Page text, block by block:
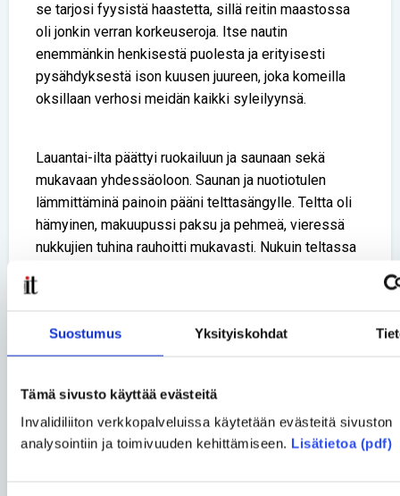
Suostumus Yksityiskohdat
Tämä sivusto käyttää evästeitä
Invalidiliiton verkkopalveluissa käytetään evästeitä sivuston
analysointiin ja toimivuuden kehittämiseen. Lisätietoa (pdf)
se tarjosi fyysistä haastetta, sillä reitin maastossa
oli jonkin verran korkeuseroja. Itse nautin
enemmänkin henkisestä puolesta ja erityisesti
pysähdyksestä ison kuusen juureen, joka komeilla
oksillaan verhosi meidän kaikki syleilyynsä.
Lauantai-ilta päättyi ruokailuun ja saunaan sekä
mukavaan yhdessäoloon. Saunan ja nuotiotulen
lämmittäminä painoin pääni telttasängylle. Teltta oli
hämyinen, makuupussi paksu ja pehmeä, vieressä
nukkujien tuhina rauhoitti mukavasti. Nukuin teltassa
jäiden jylisevään lauluun, joka kajahteli satunnaisesti
sunnuntaina vielä viettää tovin yhdessä ja viimeisenä
päivänä oli luvassa vielä yksi aktiviteetti kullekin
ryhmälle. Oma sunnuntaiaktiviteettimme oli